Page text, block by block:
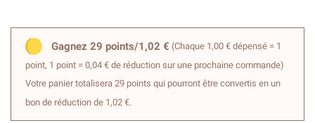
Gagnez 29 points/1,02 € (Chaque 1,00 € dépensé = 1
point, 1 point = 0,04 € de réduction sur une prochaine commande)
Votre panier totalisera 29 points qui pourront être convertis en un
bon de réduction de 1,02 €.